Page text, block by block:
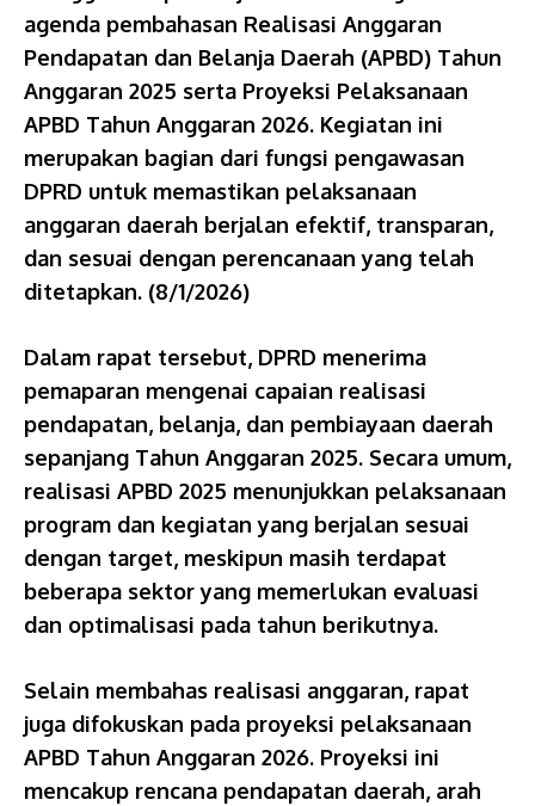
agenda pembahasan Realisasi Anggaran
Pendapatan dan Belanja Daerah (APBD) Tahun
Anggaran 2025 serta Proyeksi Pelaksanaan
APBD Tahun Anggaran 2026. Kegiatan ini
merupakan bagian dari fungsi pengawasan
DPRD untuk memastikan pelaksanaan
anggaran daerah berjalan efektif, transparan,
dan sesuai dengan perencanaan yang telah
ditetapkan. (8/1/2026)
Dalam rapat tersebut, DPRD menerima
pemaparan mengenai capaian realisasi
pendapatan, belanja, dan pembiayaan daerah
sepanjang Tahun Anggaran 2025. Secara umum,
realisasi APBD 2025 menunjukkan pelaksanaan
program dan kegiatan yang berjalan sesuai
dengan target, meskipun masih terdapat
beberapa sektor yang memerlukan evaluasi
dan optimalisasi pada tahun berikutnya.
Selain membahas realisasi anggaran, rapat
juga difokuskan pada proyeksi pelaksanaan
APBD Tahun Anggaran 2026. Proyeksi ini
mencakup rencana pendapatan daerah, arah